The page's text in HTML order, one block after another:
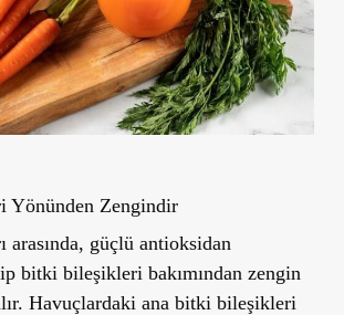
Zengindir
arasında, güçlü antioksidan
bitki bileşikleri bakımından zengin
Havuçlardaki ana bitki bileşikleri